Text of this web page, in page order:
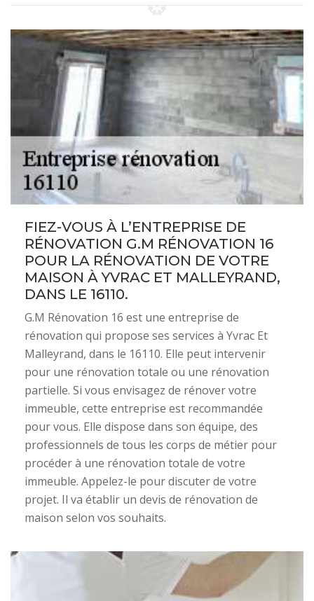
FIEZ-VOUS À L’ENTREPRISE DE
RÉNOVATION G.M RÉNOVATION 16
POUR LA RÉNOVATION DE VOTRE
MAISON À YVRAC ET MALLEYRAND,
DANS LE 16110.
G.M Rénovation 16 est une entreprise de
rénovation qui propose ses services à Yvrac Et
Malleyrand, dans le 16110. Elle peut intervenir
pour une rénovation totale ou une rénovation
partielle. Si vous envisagez de rénover votre
immeuble, cette entreprise est recommandée
pour vous. Elle dispose dans son équipe, des
professionnels de tous les corps de métier pour
procéder à une rénovation totale de votre
immeuble. Appelez-le pour discuter de votre
projet. Il va établir un devis de rénovation de
maison selon vos souhaits.